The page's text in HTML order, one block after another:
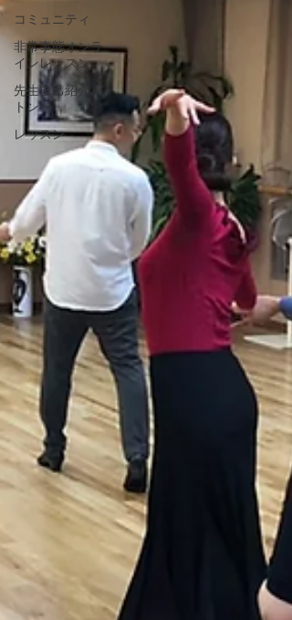
コミュニティ
非常事態オンラ
インレッスン
先生自己紹介バ
トン
レッスン